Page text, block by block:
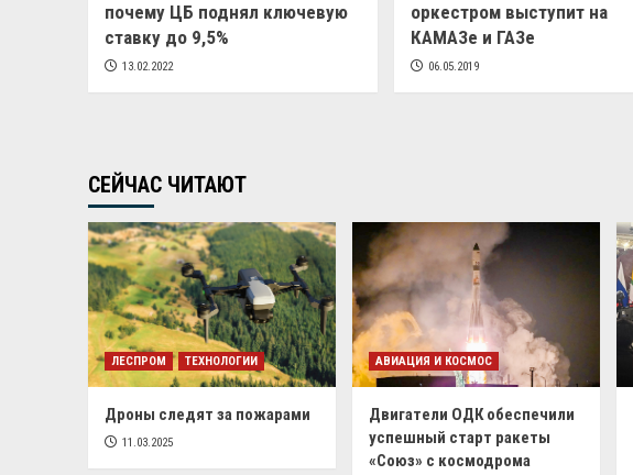
почему ЦБ поднял ключевую
ставку до 9,5%
13.02.2022
оркестром выступит на
КАМАЗе и ГАЗе
06.05.2019
СЕЙЧАС ЧИТАЮТ
ЛЕСПРОМ ТЕХНОЛОГИИ
Дроны следят за пожарами
11.03.2025
АВИАЦИЯ И КОСМОС
Двигатели ОДК обеспечили
успешный старт ракеты
«Союз» с космодрома